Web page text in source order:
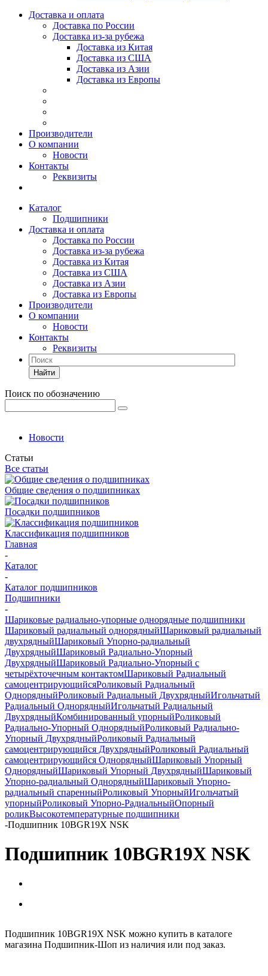
Доставка и оплата
Доставка по России
Доставка из-за рубежа
Доставка из Китая
Доставка из США
Доставка из Азии
Доставка из Европы
Производители
О компании
Новости
Контакты
Реквизиты
Каталог
Подшипники
Доставка и оплата
Доставка по России
Доставка из-за рубежа
Доставка из Китая
Доставка из США
Доставка из Азии
Доставка из Европы
Производители
О компании
Новости
Контакты
Реквизиты
Найти
Поиск по обозначению
Новости
Статьи
Все статьи
Общие сведения о подшипниках
Посадки подшипников
Классификация подшипников
Главная
-
Каталог
-
Каталог подшипников
Подшипники
-
Шариковые радиально-упорные однорядные подшипники
Шариковый радиальный однорядныйШариковый радиальный
двухрядныйШариковый Упорно-радиальный
ДвухрядныйШариковый Радиально-Упорный
ДвухрядныйШариковый Радиально-Упорный с
четырёхточечным контактомШариковый Радиальный
самоцентрирующийсяРоликовый Радиальный
ОднорядныйРоликовый Радиальный ДвухрядныйИгольчатый
Радиальный ОднорядныйИгольчатый Радиальный
ДвухрядныйКомбинированный упорныйРоликовый
Радиально-Упорный ОднорядныйРоликовый Радиально-
Упорный ДвухрядныйРоликовый Радиальный
самоцентрирующийся ДвухрядныйРоликовый Радиальный
самоцентрирующийся ОднорядныйШариковый Упорный
ОднорядныйШариковый Упорный ДвухрядныйШариковый
Упорно-радиальный ОднорядныйШариковый Упорно-
радиальный спаренныйРоликовый УпорныйИгольчатый
упорныйРоликовый Упорно-РадиальныйОпорный
роликВысокотемпературные подшипники
-Подшипник 10BGR19X NSK
Подшипник 10BGR19X NSK
Подшипник 10BGR19X NSK можно купить в каталоге
магазина Подшипник-Шоп из наличия или под заказ.